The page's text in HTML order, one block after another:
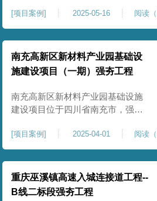
的关键前置工程，主要服务于片区
农业灌溉蓄水配套建设，为后续蓄
水池主体施工筑牢地基基础，保障
灌区水利设施长期稳定运行。本工
程核心施工内容为蓄水池场地地基
强夯加固处理，总强夯施工面积
25000㎡，施工完成后场地上部将新
[项目案例] 2025-05-16 阅读（
南充高新区新材料产业园基础设
施建设项目（一期）强夯工程
南充高新区新材料产业园基础设施
建设项目位于四川省南充市，强夯
软弱土、回填土等复杂地质，采用
强夯地基加固，深层加固地基、提
升承载力、严控工后沉降，为厂
房、道路及配套设施筑牢基础。本
项目施工作业面积大，我司将整个
[项目案例] 2025-04-01 阅读（
重庆巫溪镇高速入城连接道工程--
B线二标段强夯工程